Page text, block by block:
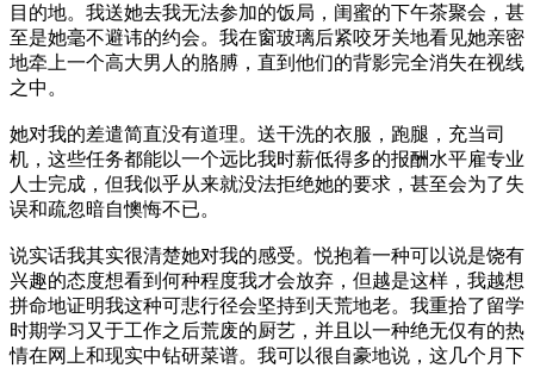
目的地。我送她去我无法参加的饭局，闺蜜的下午茶聚会，甚
至是她毫不避讳的约会。我在窗玻璃后紧咬牙关地看见她亲密
地牵上一个高大男人的胳膊，直到他们的背影完全消失在视线
之中。
她对我的差遣简直没有道理。送干洗的衣服，跑腿，充当司
机，这些任务都能以一个远比我时薪低得多的报酬水平雇专业
人士完成，但我似乎从来就没法拒绝她的要求，甚至会为了失
误和疏忽暗自懊悔不已。
说实话我其实很清楚她对我的感受。悦抱着一种可以说是饶有
兴趣的态度想看到何种程度我才会放弃，但越是这样，我越想
拼命地证明我这种可悲行径会坚持到天荒地老。我重拾了留学
时期学习又于工作之后荒废的厨艺，并且以一种绝无仅有的热
情在网上和现实中钻研菜谱。我可以很自豪地说，这几个月下